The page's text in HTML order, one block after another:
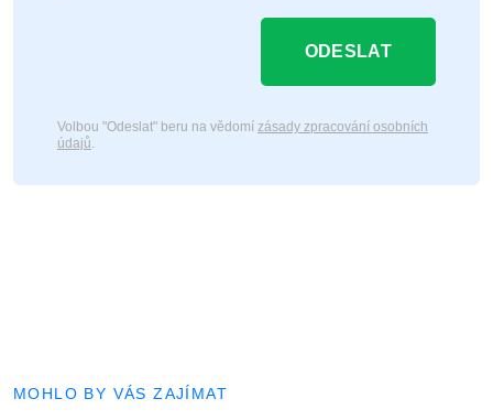
ODESLAT
Volbou "Odeslat" beru na vědomí zásady zpracování osobních
údajů.
MOHLO BY VÁS ZAJÍMAT